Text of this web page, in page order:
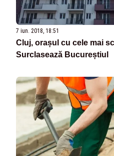
7 iun. 2018, 18:51
Cluj, orașul cu cele mai
Surclasează Bucureștiul